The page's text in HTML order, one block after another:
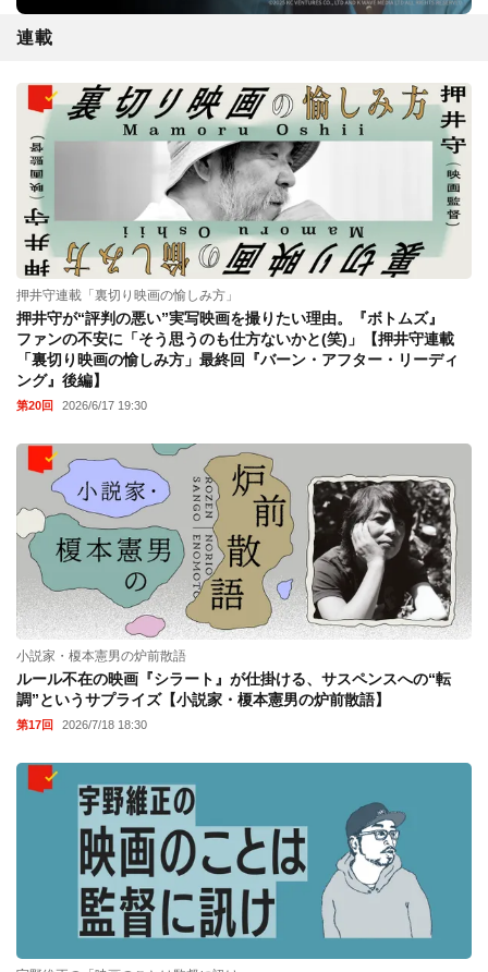
連載
押井守連載「裏切り映画の愉しみ方」
押井守が“評判の悪い”実写映画を撮りたい理由。『ボトムズ』
ファンの不安に「そう思うのも仕方ないかと(笑)」【押井守連載
「裏切り映画の愉しみ方」最終回『バーン・アフター・リーディ
ング』後編】
第20回 2026/6/17 19:30
小説家・榎本憲男の炉前散語
ルール不在の映画『シラート』が仕掛ける、サスペンスへの“転
調”というサプライズ【小説家・榎本憲男の炉前散語】
第17回 2026/7/18 18:30